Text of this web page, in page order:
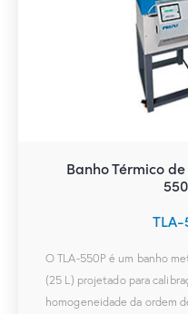
Banho Térmico
TLA-
O TLA-550P é um banho
(25 L) projetado para
homogeneidade da ordem